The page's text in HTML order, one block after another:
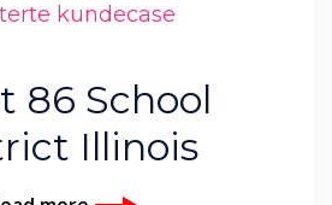
kundecase
86 School
Illinois